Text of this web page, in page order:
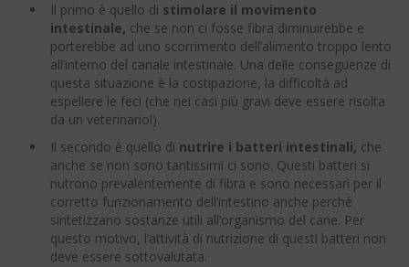
Il primo è quello di stimolare il movimento
intestinale, che se non ci fosse fibra diminuirebbe e
porterebbe ad uno scorrimento dell’alimento troppo lento
all’interno del canale intestinale. Una delle conseguenze di
questa situazione è la costipazione, la difficoltà ad
espellere le feci (che nei casi più gravi deve essere risolta
da un veterinario!).
Il secondo è quello di nutrire i batteri intestinali, che
anche se non sono tantissimi ci sono. Questi batteri si
nutrono prevalentemente di fibra e sono necessari per il
corretto funzionamento dell’intestino anche perché
sintetizzano sostanze utili all’organismo del cane. Per
questo motivo, l’attività di nutrizione di questi batteri non
deve essere sottovalutata.